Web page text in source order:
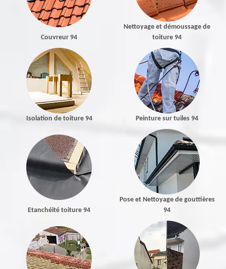
Couvreur 94
Nettoyage et démoussage de
toiture 94
Isolation de toiture 94 Peinture sur tuiles 94
Etanchéité toiture 94
Pose et Nettoyage de gouttières
94